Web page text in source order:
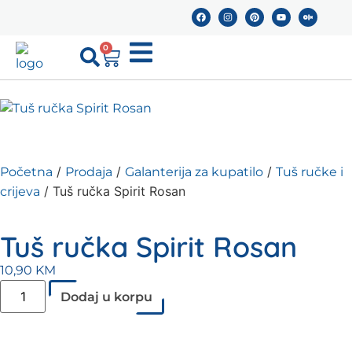
0
Početna / Prodaja / Galanterija za kupatilo / Tuš ručke i
crijeva / Tuš ručka Spirit Rosan
Tuš ručka Spirit Rosan
10,90 KM
Dodaj u korpu